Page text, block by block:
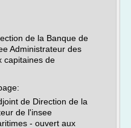
de la Banque de
Administrateur des
capitaines de
de Direction de la
de l'insee
- ouvert aux